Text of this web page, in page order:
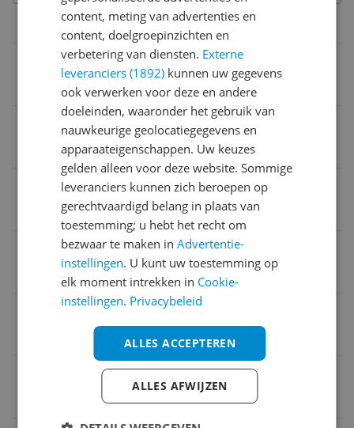
Overige kenmerken
Taal handleiding
Verpakking lengte
Verpakking hoogte
Verpakking breedte
Verpakkingsgewicht
content, meting van advertenties en
content, doelgroepinzichten en
verbetering van diensten. Externe
leveranciers (1892) kunnen uw gegevens
ook verwerken voor deze en andere
doeleinden, waaronder het gebruik van
nauwkeurige geolocatiegegevens en
apparaateigenschappen. Uw keuzes
gelden alleen voor deze website. Sommige
leveranciers kunnen zich beroepen op
gerechtvaardigd belang in plaats van
toestemming; u hebt het recht om
bezwaar te maken inAdvertentie-
instellingen. U kunt uw toestemming op
elk moment intrekken in Cookie-
instellingen. Privacybeleid
ALLES ACCEPTEREN
ALLES AFWIJZEN